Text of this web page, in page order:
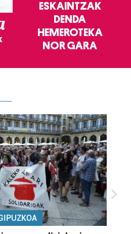
ESKAINTZAK
DENDA
HEMEROTEKA
NOR GARA